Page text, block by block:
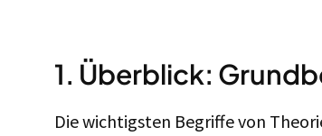
1. Überblick:
Die wichtigsten Begriffe von